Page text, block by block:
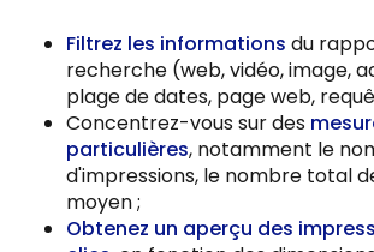
Filtrez les informations du
recherche (web, vidéo, image,
plage de dates, page web,
Concentrez-vous sur des
particulières, notamment le
d'impressions, le nombre total
moyen ;
Obtenez un aperçu des